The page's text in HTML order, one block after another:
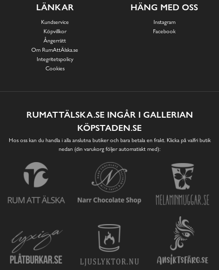
LÄNKAR
Kundservice
Köpvillkor
Ångerrätt
Om RumAttÄlska.se
Integritetspolicy
Cookies
HÄNG MED OSS
Instagram
Facebook
RUMATTÄLSKA.SE INGÅR I GALLERIAN
KÖPSTADEN.SE
Hos oss kan du handla i alla anslutna butiker och bara betala en frakt. Klicka på valfri butik
nedan (din varukorg följer automatiskt med):